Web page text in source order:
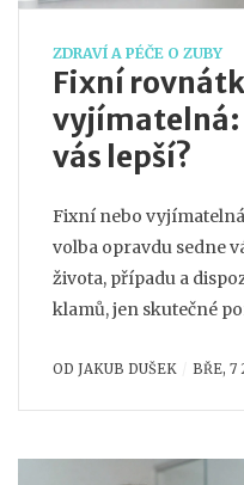
ZDRAVÍ A PÉČE O ZUBY
Fixní
vyjímatelná:
vás lepší?
Fixní nebo
volba opravdu sedne
života, případu a
klamů, jen skutečné
OD JAKUB DUŠEK BŘE, 7